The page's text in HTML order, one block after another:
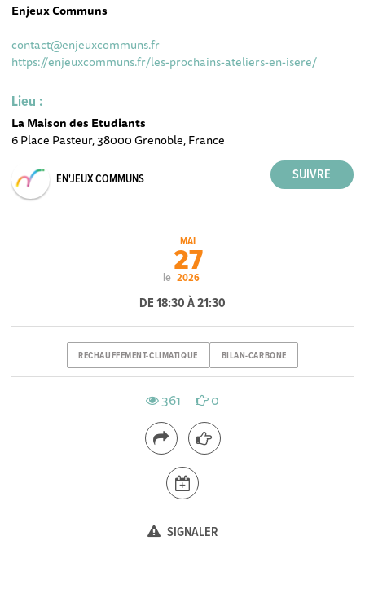
Enjeux Communs
contact@enjeuxcommuns.fr
https://enjeuxcommuns.fr/les-prochains-ateliers-en-isere/
Lieu :
La Maison des Etudiants
6 Place Pasteur, 38000 Grenoble, France
EN'JEUX COMMUNS
le
MAI
27
2026
DE 18:30 À 21:30
RECHAUFFEMENT-CLIMATIQUE BILAN-CARBONE
361 0
SIGNALER